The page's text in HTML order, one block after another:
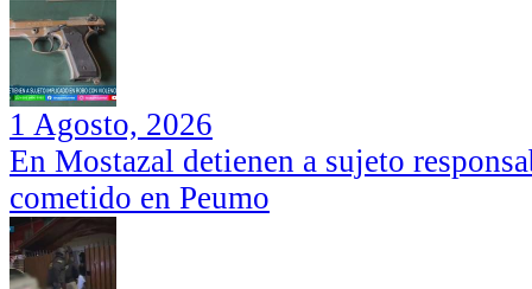
1 Agosto, 2026
En Mostazal detienen a sujeto
cometido en Peumo